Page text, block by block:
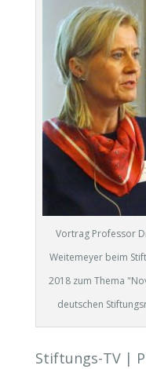
Vortrag Professor
Weitemeyer beim
2018 zum Thema
deutschen
Stiftungs-TV |